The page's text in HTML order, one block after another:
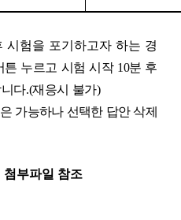
시험을 포기하고자 하는 경
튼 누르고 시험 시작 10분 후
다.(재응시 불가)
가능하나 선택한 답안 삭제
첨부파일 참조